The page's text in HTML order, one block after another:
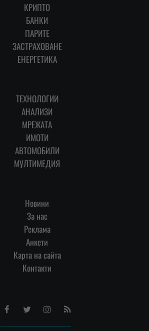
КРИПТО
БАНКИ
ПАРИТЕ
ЗАСТРАХОВАНЕ
ЕНЕРГЕТИКА
ТЕХНОЛОГИИ
АНАЛИЗИ
МРЕЖАТА
ИМОТИ
АВТОМОБИЛИ
МУЛТИМЕДИЯ
Новини
За нас
Реклама
Анкети
Карта на сайта
Контакти
FacebookTwitterInstagram
RSS